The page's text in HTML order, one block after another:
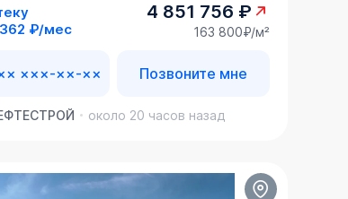
₽/мес
4 851 756 ₽
163 800₽/м²
×××-××-×× Позвоните мне
около 20 часов назад